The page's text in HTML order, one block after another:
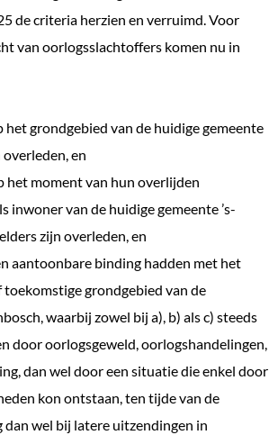
de criteria herzien en verruimd. Voor
van oorlogsslachtoffers komen nu in
het grondgebied van de huidige gemeente
en
het moment van hun overlijden
inwoner van de huidige gemeente ’s-
zijn overleden, en
aantoonbare binding hadden met het
grondgebied van de
waarbij zowel bij a), b) als c) steeds
door oorlogsgeweld, oorlogshandelingen,
dan wel door een situatie die enkel door
kon ontstaan, ten tijde van de
wel bij latere uitzendingen in